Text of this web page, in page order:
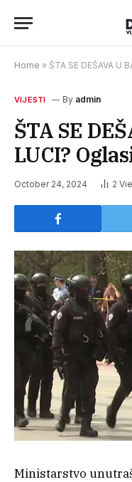
Home » ŠTA SE DEŠAVA U
VIJESTI By admin
ŠTA SE
LUCI?
October 24, 2024 2
Ministarstvo